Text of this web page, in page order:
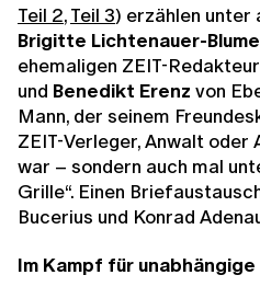
Teil 2,Teil 3) erzählen unter
Brigitte Lichtenauer-
ehemaligen ZEIT-
und Benedikt Erenz von
Mann, der seinem
ZEIT-Verleger, Anwalt
war – sondern auch mal
Grille“. Einen
Bucerius und Konrad
Im Kampf für